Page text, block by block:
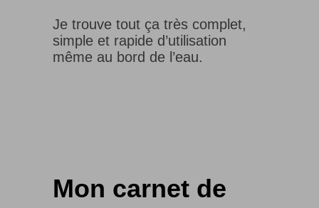
Je trouve tout ça très complet,
simple et rapide d’utilisation
même au bord de l’eau.
Mon carnet de